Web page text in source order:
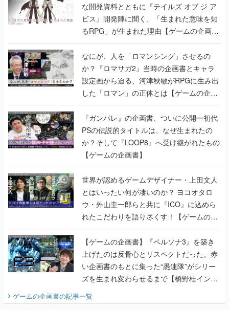
な開発資料とともに『テイルズ オブ ジ ア
ビス』開発陣に聞く、「生まれた意味を知
るRPG」が生まれた理由【ゲームの企画
書】
なにが、人を「ロマンシング」させるの
か？『ロマサガ2』当時の企画書とキャラ
設定画から迫る、河津秋敏がRPGに生み出
した「ロマン」の正体とは【ゲームの企画
書】
『ガンパレ』の企画書、ついに公開━初代
PSの伝説的タイトルは、なぜ生まれたの
か？そして『LOOP8』へ受け継がれたもの
【ゲームの企画書】
世界が認めるゲームデザイナー・上田文人
とはいったい何が凄いのか？ ヨコオタロ
ウ・外山圭一郎らと共に『ICO』に込めら
れたこだわりを語り尽くす！【ゲームの企
画書】
【ゲームの企画書】『ペルソナ3』を築き
上げたのは反骨心とリスペクトだった。赤
い企画書のもとに集った“愚連隊”がシリー
ズを生まれ変わらせるまで【橋野桂インタ
ゲームの企画書の記事一覧